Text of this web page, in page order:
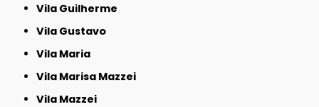
Vila Guilherme
Vila Gustavo
Vila Maria
Vila Marisa Mazzei
Vila Mazzei